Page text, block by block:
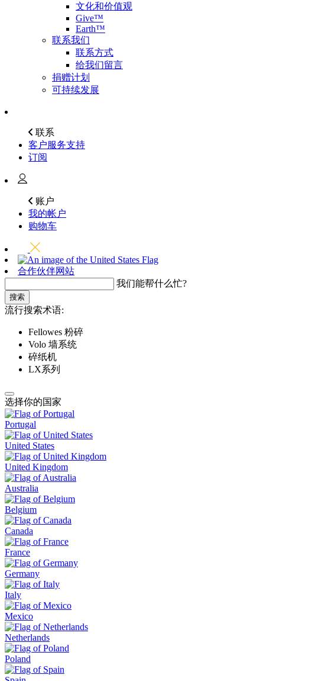
文化和价值观
Give™
Earth™
联系我们
联系方式
给我们留言
捐赠计划
可持续发展
联系
客户服务支持
订阅
账户
我的帐户
购物车
合作伙伴网站
我们能帮什么忙?
搜索
流行搜索术语:
Fellowes 粉碎
Volo 墙系统
碎纸机
LX系列
选择你的国家
Portugal
United States
United Kingdom
Australia
Belgium
Canada
France
Germany
Italy
Mexico
Netherlands
Poland